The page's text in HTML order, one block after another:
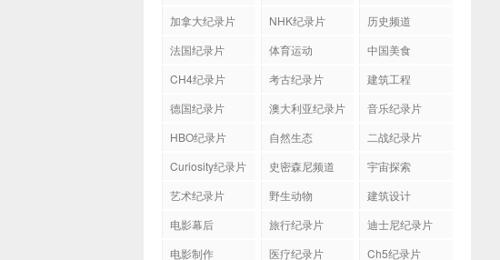
加拿大纪录片
NHK纪录片
历史频道
法国纪录片
体育运动
中国美食
CH4纪录片
考古纪录片
建筑工程
德国纪录片
澳大利亚纪录片
音乐纪录片
HBO纪录片
自然生态
二战纪录片
Curiosity纪录片
史密森尼频道
宇宙探索
艺术纪录片
野生动物
建筑设计
电影幕后
旅行纪录片
迪士尼纪录片
电影制作
医疗纪录片
Ch5纪录片